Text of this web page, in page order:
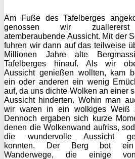
Am Fuße des Tafelberges
genossen wir
atemberaubende Aussicht. Mit der
fuhren wir dann auf das teilweise
Millionen Jahre alte
Tafelberges hinauf. Als wir
Aussicht genießen wollten, kam
ein oder anderen ein wenig
auf, da uns dichte Wolken an einer
Aussicht hinderten. Wohin man
wir waren in ein wolkiges Weiß
Dennoch ergaben sich kurze
denen die Wolkenwand aufriss,
die wundervolle Aussicht
konnten. Der Berg bot
Wanderwege, die einige